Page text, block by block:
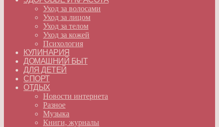
Уход за волосами
Уход за лицом
Уход за телом
Уход за кожей
Психология
КУЛИНАРИЯ
ДОМАШНИЙ БЫТ
ДЛЯ ДЕТЕЙ
СПОРТ
ОТДЫХ
Новости интернета
Разное
Музыка
Книги, журналы